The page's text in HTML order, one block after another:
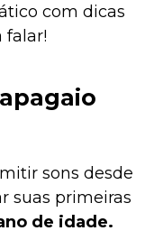
com dicas
falar!
sons desde
suas primeiras
de idade.